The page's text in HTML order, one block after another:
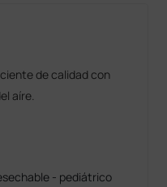
de calidad con
aíre.
- pediátrico